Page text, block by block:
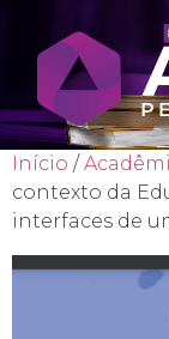
Início /
contexto da
interfaces de